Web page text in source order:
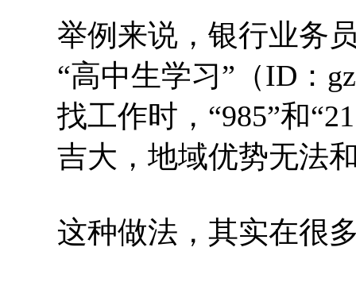
举例来说，银行业务
“高中生学习”（ID：
找工作时，“985”和
吉大，地域优势无法
这种做法，其实在很